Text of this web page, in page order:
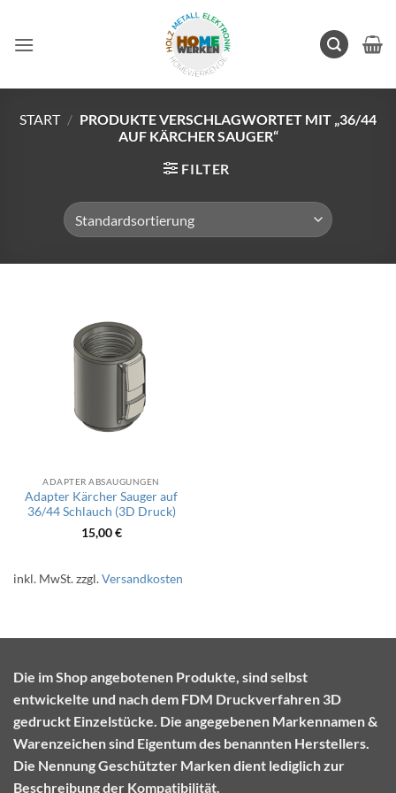
springen
START / PRODUKTE VERSCHLAGWORTET MIT „36/44
AUF KÄRCHER SAUGER“
FILTER
ADAPTER ABSAUGUNGEN
Adapter Kärcher Sauger auf
36/44 Schlauch (3D Druck)
15,00€
inkl. MwSt.zzgl.Versandkosten
Die im Shop angebotenen Produkte, sind selbst
entwickelte und nach dem FDM Druckverfahren 3D
gedruckt Einzelstücke. Die angegebenen Markennamen &
Warenzeichen sind Eigentum des benannten Herstellers.
Die Nennung Geschützter Marken dient lediglich zur
Beschreibung der Kompatibilität.